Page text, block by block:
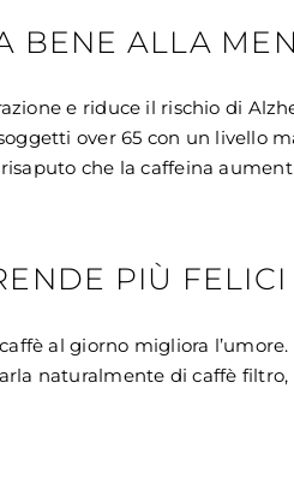
BENE ALLA
e riduce il rischio di
over 65 con un livello
che la caffeina
PIÙ FELICI
al giorno migliora l’umore.
naturalmente di caffè